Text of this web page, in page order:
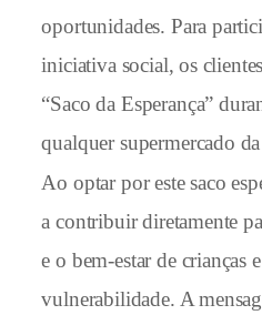
oportunidades. Para
iniciativa social, os
“Saco da Esperança”
qualquer supermercado
Ao optar por este saco
a contribuir diretamente
e o bem-estar de crianças
vulnerabilidade. A